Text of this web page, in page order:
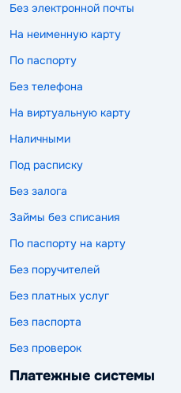
Без электронной почты
На неименную карту
По паспорту
Без телефона
На виртуальную карту
Наличными
Под расписку
Без залога
Займы без списания
По паспорту на карту
Без поручителей
Без платных услуг
Без паспорта
Без проверок
Платежные системы